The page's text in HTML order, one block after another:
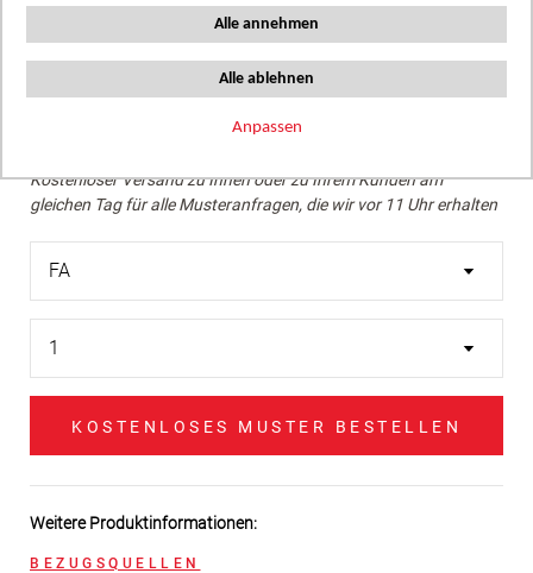
Alle annehmen
Alle ablehnen
Anpassen
Ein dunkles Rot mit violetten Nuancen, das eine
reichhaltige und elegante Atmosphäre schafft, perfekt für
intensive und raffinierte Räume.
Kostenloser Versand zu Ihnen oder zu Ihrem Kunden am
gleichen Tag für alle Musteranfragen, die wir vor 11 Uhr erhalten
KOSTENLOSES MUSTER BESTELLEN
Weitere Produktinformationen:
BEZUGSQUELLEN
the
of
gallery